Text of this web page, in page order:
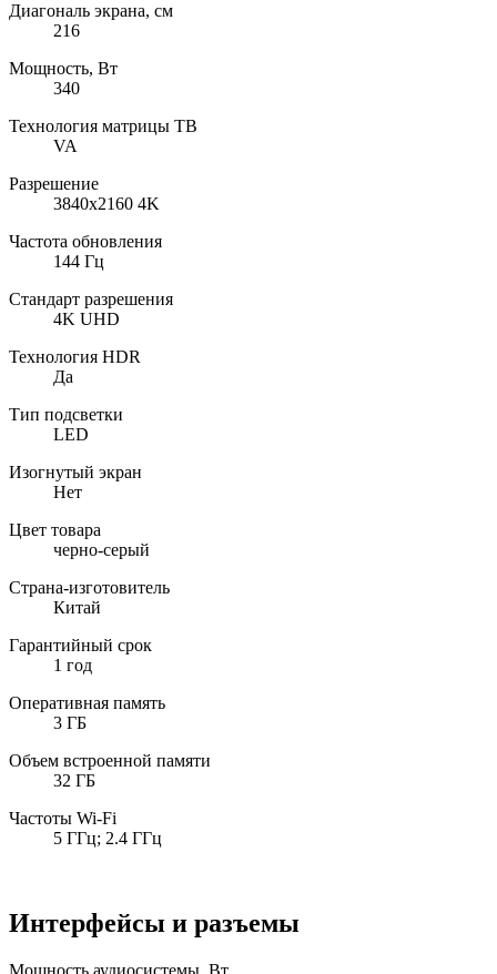
Диагональ экрана, см
216
Мощность, Вт
340
Технология матрицы ТВ
VA
Разрешение
3840x2160 4K
Частота обновления
144 Гц
Стандарт разрешения
4K UHD
Технология HDR
Да
Тип подсветки
LED
Изогнутый экран
Нет
Цвет товара
черно-серый
Страна-изготовитель
Китай
Гарантийный срок
1 год
Оперативная память
3 ГБ
Объем встроенной памяти
32 ГБ
Частоты Wi-Fi
5 ГГц; 2.4 ГГц
Интерфейсы и разъемы